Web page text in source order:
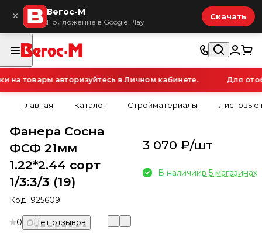
× Вегос-М
Приложение в Google Play
Скачать
товары авторизуйтесь в Личном кабинете. Для
Главная Каталог Стройматериалы Листовые
Фанера Сосна
ФСФ 21мм
1.22*2.44 сорт
1/3:3/3 (19)
Код: 925609
0 Нет отзывов
3 070 ₽/шт
В наличиив 5 магазинах